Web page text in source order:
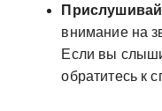
внимание на
Если вы
обратитесь к